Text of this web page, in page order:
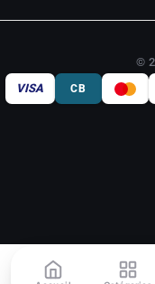
©
VISA
CB